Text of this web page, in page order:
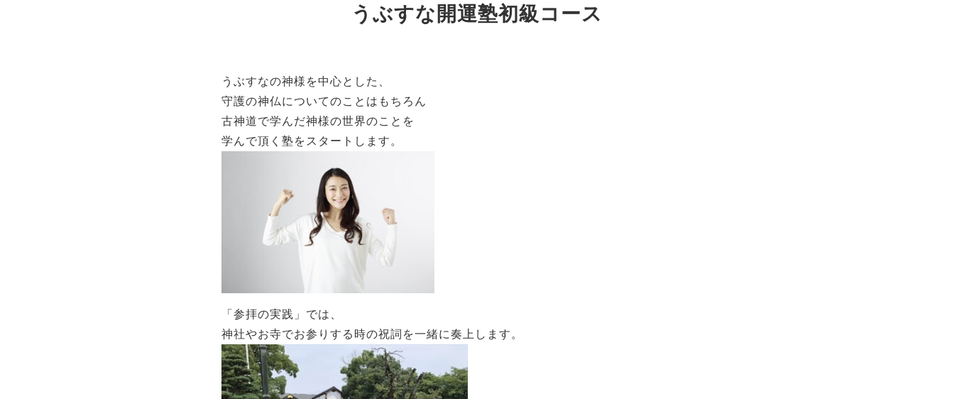
うぶすな開運塾初級コース
うぶすなの神様を中心とした、
守護の神仏についてのことはもちろん
古神道で学んだ神様の世界のことを
学んで頂く塾をスタートします。
「参拝の実践」では、
神社やお寺でお参りする時の祝詞を一緒に奏上します。